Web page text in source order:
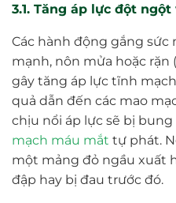
3.1. Tăng áp lực đột
Các hành động gắng sức
mạnh, nôn mửa hoặc rặn
gây tăng áp lực tĩnh
quả dẫn đến các mao
chịu nổi áp lực sẽ bị bung
mạch máu mắt tự phát.
một mảng đỏ ngầu xuất
đập hay bị đau trước đó.